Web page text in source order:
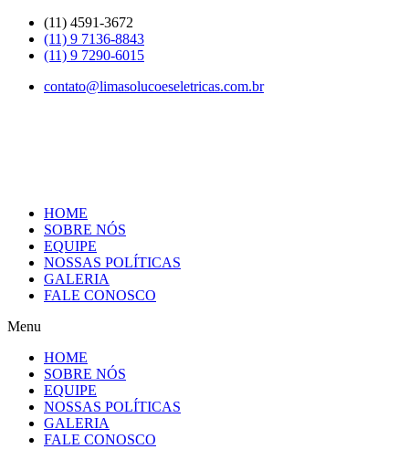
Skip
content
(11) 4591-3672
(11) 9 7136-8843
(11) 9 7290-6015
contato@limasolucoeseletricas.com.br
HOME
SOBRE NÓS
EQUIPE
NOSSAS POLÍTICAS
GALERIA
FALE CONOSCO
Menu
HOME
SOBRE NÓS
EQUIPE
NOSSAS POLÍTICAS
GALERIA
FALE CONOSCO